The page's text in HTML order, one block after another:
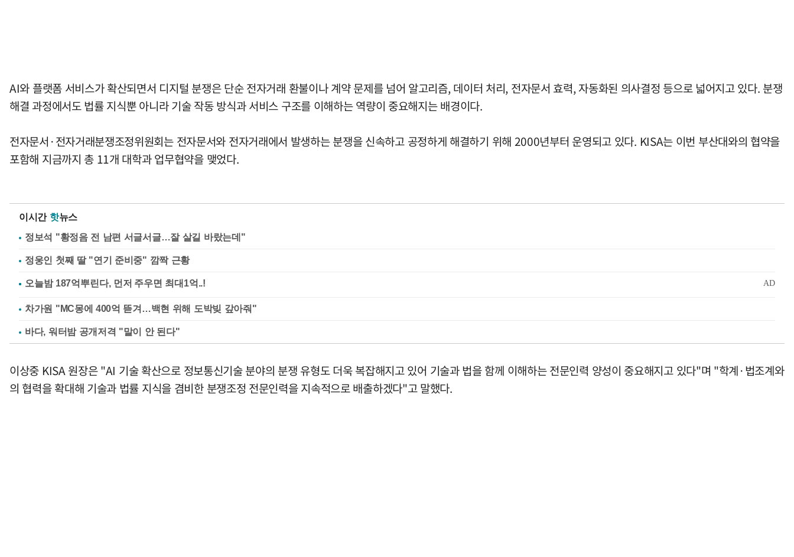
AI와 플랫폼 서비스가 확산되면서 디지털 분쟁은 단순 전자거래 환불이나 계약 문제를 넘어 알고리즘, 데이터 처리, 전자문서 효력, 자동화된 의사결정 등으로 넓어지고 있다. 분쟁
해결 과정에서도 법률 지식뿐 아니라 기술 작동 방식과 서비스 구조를 이해하는 역량이 중요해지는 배경이다.
전자문서·전자거래분쟁조정위원회는 전자문서와 전자거래에서 발생하는 분쟁을 신속하고 공정하게 해결하기 위해 2000년부터 운영되고 있다. KISA는 이번 부산대와의 협약을
포함해 지금까지 총 11개 대학과 업무협약을 맺었다.
이시간 핫뉴스
정보석 "황정음 전 남편 서글서글…잘 살길 바랐는데"
정웅인 첫째 딸 "연기 준비중" 깜짝 근황
차가원 "MC몽에 400억 뜯겨…백현 위해 도박빚 갚아줘"
바다, 워터밤 공개저격 "말이 안 된다"
이상중 KISA 원장은 "AI 기술 확산으로 정보통신기술 분야의 분쟁 유형도 더욱 복잡해지고 있어 기술과 법을 함께 이해하는 전문인력 양성이 중요해지고 있다"며 "학계·법조계와
의 협력을 확대해 기술과 법률 지식을 겸비한 분쟁조정 전문인력을 지속적으로 배출하겠다"고 말했다.